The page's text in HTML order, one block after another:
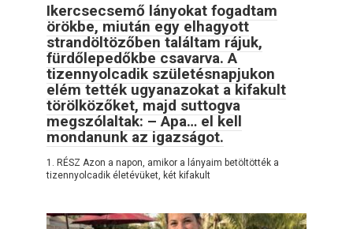
Ikercsecsemő lányokat fogadtam
örökbe, miután egy elhagyott
strandöltözőben találtam rájuk,
fürdőlepedőkbe csavarva. A
tizennyolcadik születésnapjukon
elém tették ugyanazokat a kifakult
törölközőket, majd suttogva
megszólaltak: – Apa… el kell
mondanunk az igazságot.
1. RÉSZ Azon a napon, amikor a lányaim betöltötték a
tizennyolcadik életévüket, két kifakult